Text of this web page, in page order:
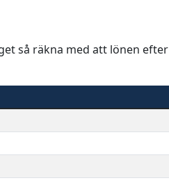
så räkna med att lönen